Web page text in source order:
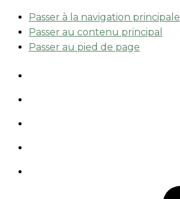
Passer à la navigation principale
Passer au contenu principal
Passer au pied de page